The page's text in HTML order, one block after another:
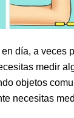
día, a veces
medir
objetos
necesitas